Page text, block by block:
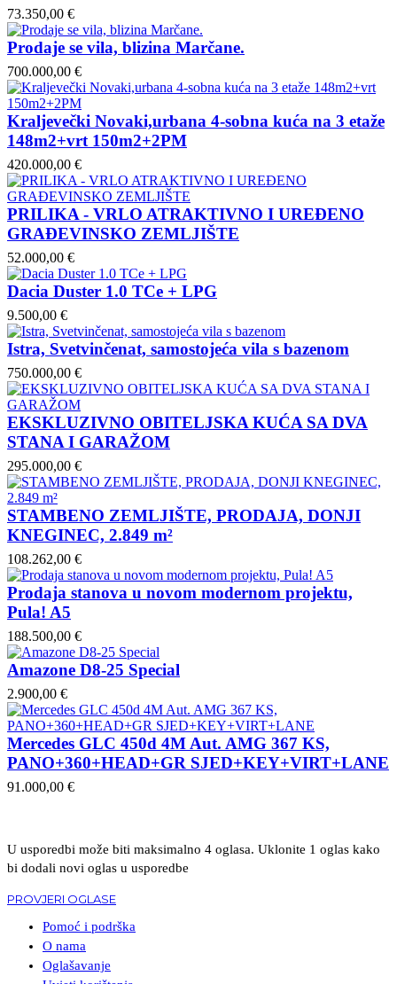
73.350,00 €
Prodaje se vila, blizina Marčane.
700.000,00 €
Kraljevečki Novaki,urbana 4-sobna kuća na 3 etaže
148m2+vrt 150m2+2PM
420.000,00 €
PRILIKA - VRLO ATRAKTIVNO I UREĐENO
GRAĐEVINSKO ZEMLJIŠTE
52.000,00 €
Dacia Duster 1.0 TCe + LPG
9.500,00 €
Istra, Svetvinčenat, samostojeća vila s bazenom
750.000,00 €
EKSKLUZIVNO OBITELJSKA KUĆA SA DVA
STANA I GARAŽOM
295.000,00 €
STAMBENO ZEMLJIŠTE, PRODAJA, DONJI
KNEGINEC, 2.849 m²
108.262,00 €
Prodaja stanova u novom modernom projektu,
Pula! A5
188.500,00 €
Amazone D8-25 Special
2.900,00 €
Mercedes GLC 450d 4M Aut. AMG 367 KS,
PANO+360+HEAD+GR SJED+KEY+VIRT+LANE
91.000,00 €
U usporedbi može biti maksimalno 4 oglasa. Uklonite 1 oglas kako
bi dodali novi oglas u usporedbe
PROVJERI OGLASE
Pomoć i podrška
O nama
Oglašavanje